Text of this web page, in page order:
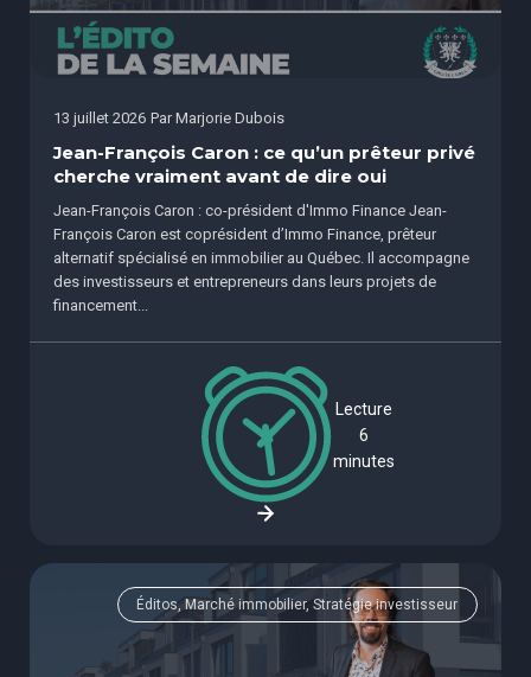
13 juillet 2026 Par Marjorie Dubois
Jean-François Caron : ce qu’un prêteur privé
cherche vraiment avant de dire oui
Jean-François Caron : co-président d'Immo Finance Jean-
François Caron est coprésident d’Immo Finance, prêteur
alternatif spécialisé en immobilier au Québec. Il accompagne
des investisseurs et entrepreneurs dans leurs projets de
financement...
Lecture
6
minutes
Éditos, Marché immobilier, Stratégie investisseur